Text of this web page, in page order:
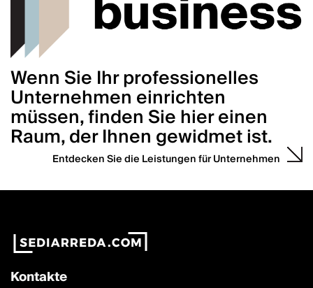
Wenn Sie Ihr professionelles
Unternehmen einrichten
müssen, finden Sie hier einen
Raum, der Ihnen gewidmet ist.
Entdecken Sie die Leistungen für Unternehmen
Kontakte